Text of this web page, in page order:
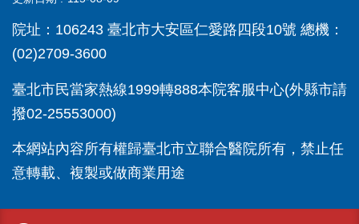
院址：106243 臺北市大安區仁愛路四段10號 總機：
(02)2709-3600
臺北市民當家熱線1999轉888本院客服中心(外縣市請
撥02-25553000)
本網站內容所有權歸臺北市立聯合醫院所有，禁止任
意轉載、複製或做商業用途